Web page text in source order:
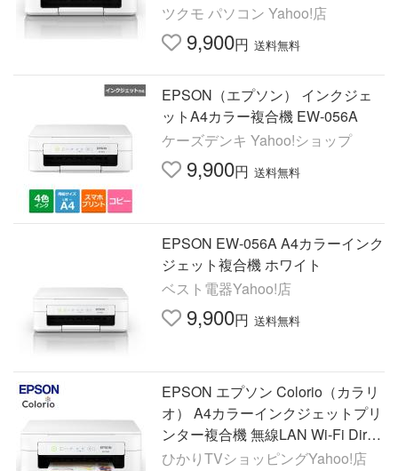
ツクモ パソコン Yahoo!店
9,900円 送料無料
EPSON（エプソン） インクジェ
ットA4カラー複合機 EW-056A
ケーズデンキ Yahoo!ショップ
9,900円 送料無料
EPSON EW-056A A4カラーインク
ジェット複合機 ホワイト
ベスト電器Yahoo!店
9,900円 送料無料
EPSON エプソン Colorio（カラリ
オ） A4カラーインクジェットプリ
ンター複合機 無線LAN Wi-Fi Direc
t EW-056A
ひかりTVショッピングYahoo!店